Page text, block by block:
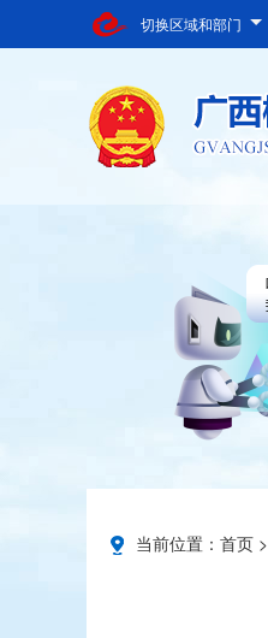
切换区域和部门
当前位置： 首页 >